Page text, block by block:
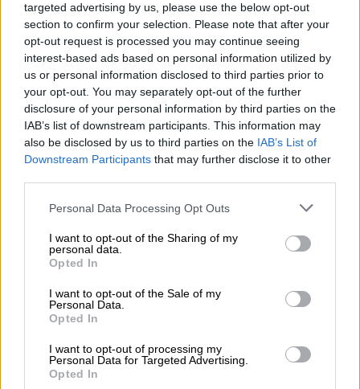
targeted advertising by us, please use the below opt-out
section to confirm your selection. Please note that after your
opt-out request is processed you may continue seeing
interest-based ads based on personal information utilized by
us or personal information disclosed to third parties prior to
your opt-out. You may separately opt-out of the further
disclosure of your personal information by third parties on the
IAB’s list of downstream participants. This information may
also be disclosed by us to third parties on the IAB’s List of
Downstream Participants that may further disclose it to other
Please note that this website/app uses one or more Google
not limited to your visit or usage behaviour. You may click to
grant or deny consent to Google and its third-party tags to
use your data for below specified purposes in below Google
consent section.
Personal Data Processing Opt Outs
I want to opt-out of the Sharing of my
personal data.
Opted In
I want to opt-out of the Sale of my
Personal Data.
Opted In
I want to opt-out of processing my
Personal Data for Targeted Advertising.
Opted In
Ο Πορτογάλος τεχνικός περιμένει
περισσότερα από... περισσότερους, καθώς
αρκετά «βαριά χαρτιά» της ομάδας δεν
στάθηκαν στο ύψος των περιστάσεων στο
πρώτο παιχνίδι με αποτέλεσμα το 0-0 να
αφήσει ανοικτούς λογαριασμούς. Εν αναμονή
της οριστικής διάγνωσης για τονΑβραάμ
Παπαδόπουλο, ο οποίος εγκατέλειψε
πρόωρα το τερέν της «Ντουσάν Αρίνα» με
σύσπαση στον οπίσθιο μηριαίο και τον
Βούκοβιτς να βρίσκεται ακόμη στα πιτς
λόγω θλάσης, ο 49χρονος κόουτς περιμένει
με ανακούφιση ενδεχομένως και σήμερα
(25/7) τονΓιασίν Μεριά. Ο Τυνήσιος διεθνής
αναμένεται όχι απλά να μπει στη 18άδα του
και στις βασικές επιλογές, δίπλα στον
Ρούμπεν Σεμέδο